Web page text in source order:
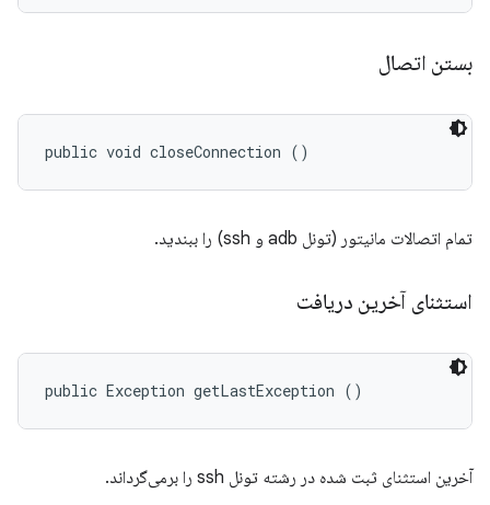
بستن اتصال
public void closeConnection ()
تمام اتصالات مانیتور (تونل adb و ssh) را ببندید.
استثنای آخرین دریافت
public Exception getLastException ()
آخرین استثنای ثبت شده در رشته تونل ssh را برمی‌گرداند.